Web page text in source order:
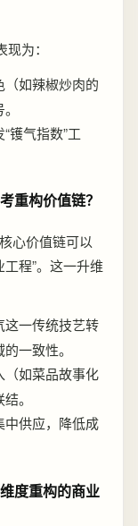
为：
（如辣椒炒肉的
镬气指数”工
重构价值链？
心价值链可以
程”。这一升维
这一传统技艺转
一致性。
（如菜品故事化
。
中供应，降低成
度重构的商业